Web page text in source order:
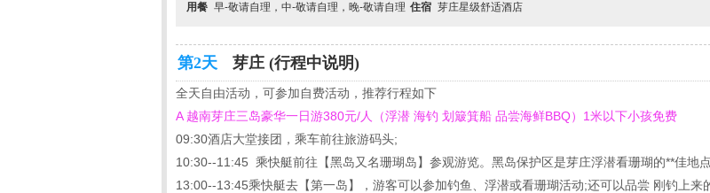
用餐 早-敬请自理，中-敬请自理，晚-敬请自理 住宿 芽庄星级舒适酒店
第2天 芽庄 (行程中说明)
全天自由活动，可参加自费活动，推荐行程如下
A 越南芽庄三岛豪华一日游380元/人（浮潜 海钓 划簸箕船 品尝海鲜BBQ）1米以下小孩免费
09:30酒店大堂接团，乘车前往旅游码头;
10:30--11:45 乘快艇前往【黑岛又名珊瑚岛】参观游览。黑岛保护区是芽庄浮潜看珊瑚的**佳地
13:00--13:45乘快艇去【第一岛】，游客可以参加钓鱼、浮潜或看珊瑚活动;还可以品尝 刚钓上来